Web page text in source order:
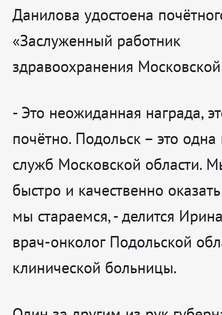
Данилова удостоена
«Заслуженный работник
здравоохранения
- Это неожиданная награда,
почётно. Подольск – это
служб Московской области.
быстро и качественно
мы стараемся, - делится
врач-онколог Подольской
клинической больницы.